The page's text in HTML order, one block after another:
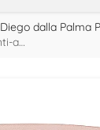
Diego dalla Palma
GOLD – anti-age krema za obnovu gustoće kože